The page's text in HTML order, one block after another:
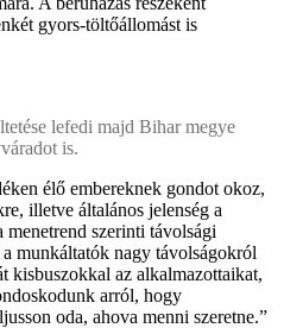
gyors-töltőállomást is
lefedi majd Bihar megye
is.
élő embereknek gondot okoz,
illetve általános jelenség a
menetrend szerinti távolsági
munkáltatók nagy távolságokról
kisbuszokkal az alkalmazottaikat,
arról, hogy
oda, ahova menni szeretne.”